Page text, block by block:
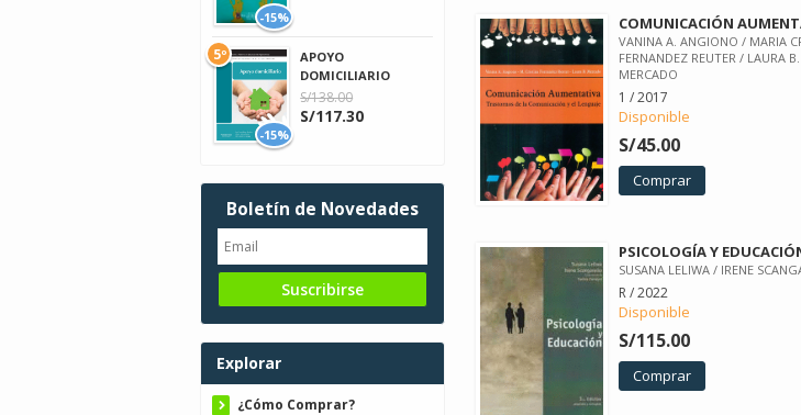
COMUNICACIÓN
VANINA A. ANGIONO / MARIA
FERNANDEZ REUTER / LAURA B.
MERCADO
1 / 2017
Disponible
S/45.00
Comprar
PSICOLOGÍA Y
SUSANA LELIWA / IRENE
R / 2022
Disponible
S/115.00
Comprar
-15%
-15%
APOYO
DOMICILIARIO
S/138.00
S/117.30
5º
Boletín de Novedades
Explorar
¿Cómo Comprar?